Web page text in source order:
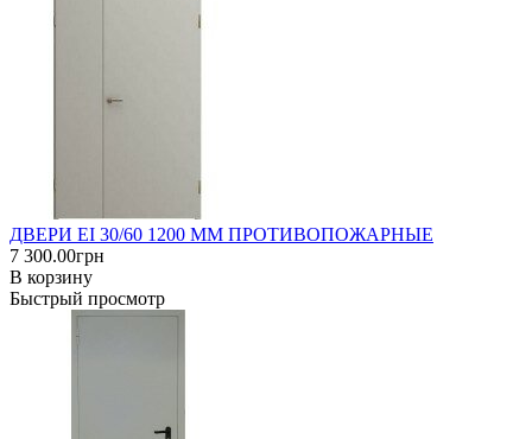
ДВЕРИ EI 30/60 1200 ММ ПРОТИВОПОЖАРНЫЕ
7 300.00грн
В корзину
Быстрый просмотр